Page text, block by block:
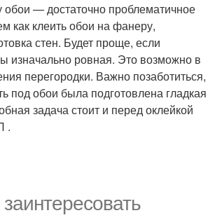
обои — достаточно проблематичное
как клеить обои на фанеру,
стен. Будет проще, если
изначально ровная. Это возможно в
перегородки. Важно позаботиться,
под обои была подготовлена гладкая
задача стоит и перед оклейкой
.